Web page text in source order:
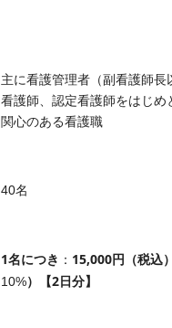
主に看護管理者（副看護師長
看護師、認定看護師をはじめ
関心のある看護職
40名
1名につき ： 15,000円（税込
10%）【2日分】